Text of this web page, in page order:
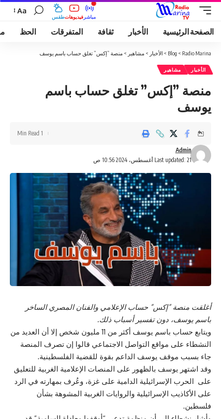
طقسفيديوهات مباشر
Aa
الصفحة الرئيسية الأخبار ثقافة المتفرقات الحظ
Radio Marina
>
Blog
> الأخبار > مشاهير > منصة ”إكس” تغلق حساب باسم يوسف
الأخبار مشاهير
منصة ”إكس” تغلق حساب باسم
يوسف
Last updated: 21 أغسطس، 2024 10:56 ص
Admin
1 Min Read
أغلقت منصة ”إكس” حساب الإعلامي والفنان المصري الساخر
باسم يوسف، دون تفسير أسباب ذلك.
ويتابع حساب باسم يوسف أكثر من 11 مليون شخص إلا أن العديد من
النشطاء على مواقع التواصل الاجتماعي قالوا إن تصرف المنصة
جاء بسبب موقف يوسف الداعم بقوة للقضية الفلسطينية.
وقد اشتهر يوسف بالظهور على المنصات الإعلامية الغربية للتعليق
على الحرب الإسرائيلية الدامية على غزة، وعُرف بمهارته في الرد
على الأكاذيب الإسرائيلية والروايات الغربية المشوهة بشأن
فلسطين.